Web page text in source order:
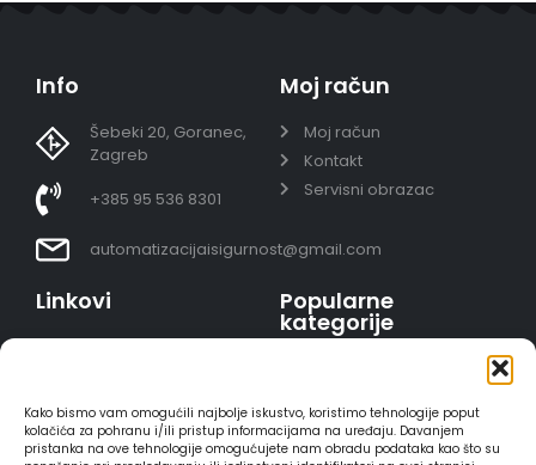
Kako bismo vam omogućili najbolje iskustvo, koristimo tehnologije poput
kolačića za pohranu i/ili pristup informacijama na uređaju. Davanjem
pristanka na ove tehnologije omogućujete nam obradu podataka kao što su
Info
Šebeki 20, Goranec,
Zagreb
+385 95 536 8301
automatizacijaisigurnost@gmail.com
Moj račun
Moj račun
Kontakt
Servisni obrazac
Linkovi
Sigurno plaćanje
karticama
Dostava
Popularne
kategorije
Video nadzor - kompleti
AJAX alarmi
HIKVISION portafoni